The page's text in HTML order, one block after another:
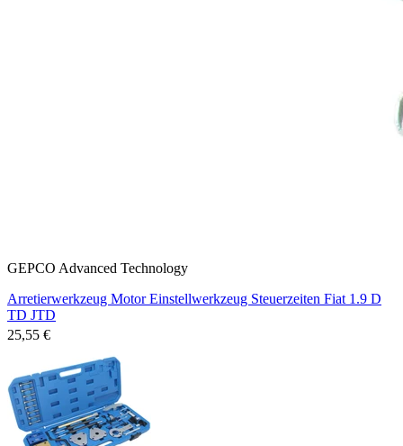
GEPCO Advanced Technology
Arretierwerkzeug Motor Einstellwerkzeug Steuerzeiten Fiat 1.9 D
TD JTD
25,55 €